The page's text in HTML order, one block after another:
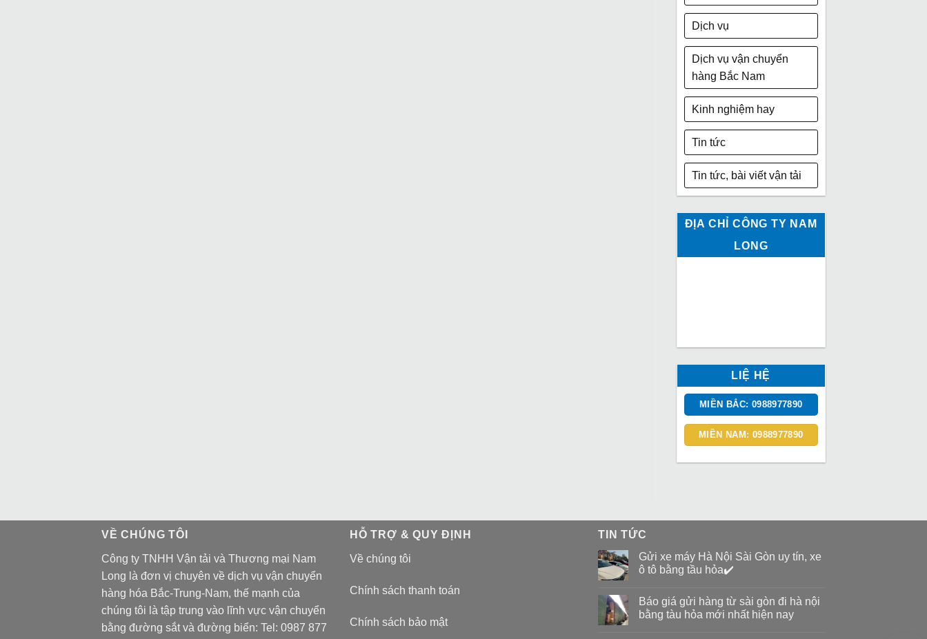
Dịch vụ
Dịch vụ vận chuyển
hàng Bắc Nam
Kinh nghiệm hay
Tin tức
Tin tức, bài viết vận tải
ĐỊA CHỈ CÔNG TY NAM
LONG
LIỆ HỆ
MIỀN BẮC: 0988977890
MIỀN NAM: 0988977890
VỀ CHÚNG TÔI
Công ty TNHH Vận tải và Thương mại Nam
Long là đơn vị chuyên về dịch vụ vận chuyển
hàng hóa Bắc-Trung-Nam, thế mạnh của
chúng tôi là tập trung vào lĩnh vực vận chuyển
bằng đường sắt và đường biển: Tel: 0987 877
HỖ TRỢ & QUY ĐỊNH
Về chúng tôi
Chính sách thanh toán
Chính sách bảo mật
TIN TỨC
Gửi xe máy Hà Nội Sài Gòn uy tín, xe
ô tô bằng tầu hỏa✔️
Báo giá gửi hàng từ sài gòn đi hà nội
bằng tàu hỏa mới nhất hiện nay